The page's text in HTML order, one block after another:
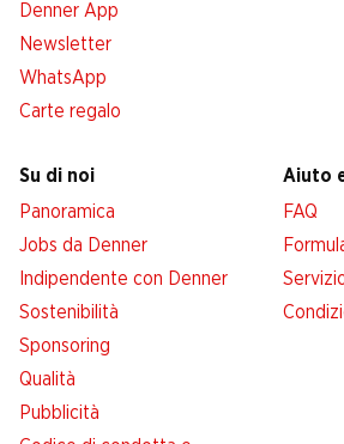
Denner App
Newsletter
WhatsApp
Carte regalo
Su di noi
Panoramica
Jobs da Denner
Indipendente con Denner
Sostenibilità
Sponsoring
Qualità
Pubblicità
Aiuto
FAQ